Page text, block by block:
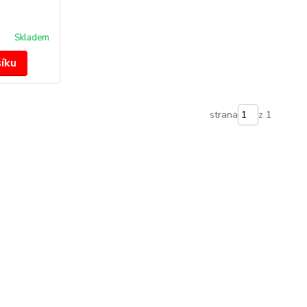
Skladem
strana z 1